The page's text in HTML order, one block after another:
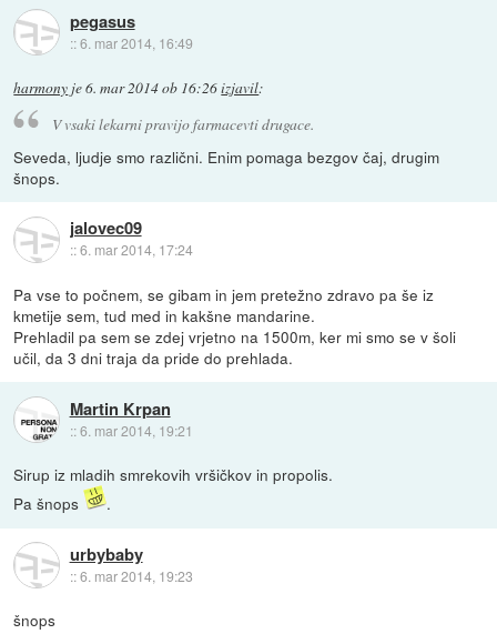
pegasus
::6. mar 2014, 16:49
harmony je6. mar 2014 ob 16:26izjavil:
V vsaki lekarni pravijo farmacevti drugace.
Seveda, ljudje smo različni. Enim pomaga bezgov čaj, drugim
šnops.
jalovec09
::6. mar 2014, 17:24
Pa vse to počnem, se gibam in jem pretežno zdravo pa še iz
kmetije sem, tud med in kakšne mandarine.
Prehladil pa sem se zdej vrjetno na 1500m, ker mi smo se v šoli
učil, da 3 dni traja da pride do prehlada.
Martin Krpan
::6. mar 2014, 19:21
Sirup iz mladih smrekovih vršičkov in propolis.
Pa šnops
.
urbybaby
::6. mar 2014, 19:23
šnops